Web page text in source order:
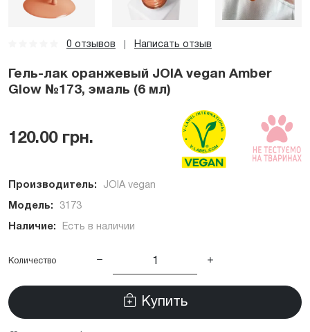
0 отзывов Написать отзыв
Гель-лак оранжевый JOIA vegan Amber
Glow №173, эмаль (6 мл)
120.00 грн.
Производитель: JOIA vegan
Модель: 3173
Наличие: Есть в наличии
Количество
Купить